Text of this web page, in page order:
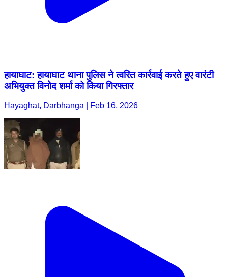
हायाघाट: हायाघाट थाना पुलिस ने त्वरित कार्रवाई करते हुए वारंटी
अभियुक्त विनोद शर्मा को किया गिरफ्तार
Hayaghat, Darbhanga | Feb 16, 2026